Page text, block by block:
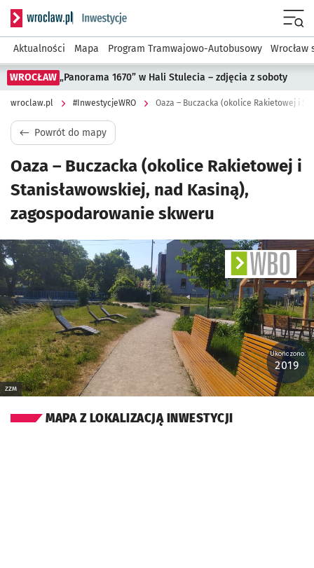
Serwis informacyjny wroclaw.pl podserwis:
Aktualności Mapa Program Tramwajowo-Autobusowy Wrocław
WROCŁAW „Panorama 1670” w Hali Stulecia – zdjęcia z soboty
wroclaw.pl #InwestycjeWRO
Powrót do mapy
Oaza – Buczacka (okolice Rakietowej i
Stanisławowskiej, nad Kasiną),
zagospodarowanie skweru
ZZM
Ukończono:
2019
MAPA Z LOKALIZACJĄ INWESTYCJI